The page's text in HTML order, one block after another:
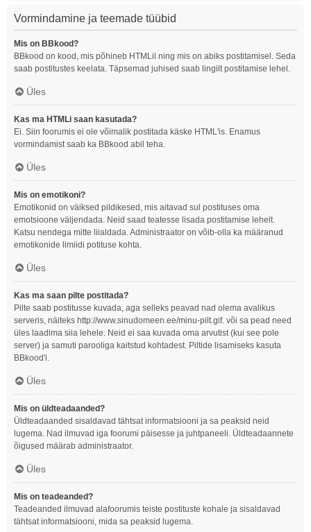
Vormindamine ja teemade tüübid
Mis on BBkood?
BBkood on kood, mis põhineb HTMLil ning mis on abiks postitamisel. Seda
saab postitustes keelata. Täpsemad juhised saab lingilt postitamise lehel.
Üles
Kas ma HTMLi saan kasutada?
Ei. Siin foorumis ei ole võimalik postitada käske HTML'is. Enamus
vormindamist saab ka BBkood abil teha.
Üles
Mis on emotikoni?
Emotikonid on väiksed pildikesed, mis aitavad sul postituses oma
emotsioone väljendada. Neid saad teatesse lisada postitamise lehelt.
Katsu nendega mitte liialdada. Administraator on võib-olla ka määranud
emotikonide limiidi potituse kohta.
Üles
Kas ma saan pilte postitada?
Pilte saab postitusse kuvada, aga selleks peavad nad olema avalikus
serveris, näiteks http://www.sinudomeen.ee/minu-pilt.gif. või sa pead need
üles laadima siia lehele. Neid ei saa kuvada oma arvutist (kui see pole
server) ja samuti parooliga kaitstud kohtadest. Piltide lisamiseks kasuta
BBkood'i.
Üles
Mis on üldteadaanded?
Üldteadaanded sisaldavad tähtsat informatsiooni ja sa peaksid neid
lugema. Nad ilmuvad iga foorumi päisesse ja juhtpaneeli. Üldteadaannete
õigused määrab administraator.
Üles
Mis on teadeanded?
Teadeanded ilmuvad alafoorumis teiste postituste kohale ja sisaldavad
tähtsat informatsiooni, mida sa peaksid lugema.